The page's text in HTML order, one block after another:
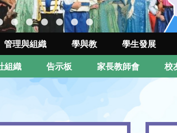
管理與組織 學與教 學生發展
組織 告示板 家長教師會 校